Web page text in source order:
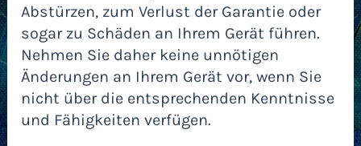
Abstürzen, zum Verlust der Garantie oder
sogar zu Schäden an Ihrem Gerät führen.
Nehmen Sie daher keine unnötigen
Änderungen an Ihrem Gerät vor, wenn Sie
nicht über die entsprechenden Kenntnisse
und Fähigkeiten verfügen.